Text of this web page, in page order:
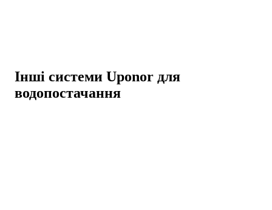
Інші системи Uponor для
водопостачання